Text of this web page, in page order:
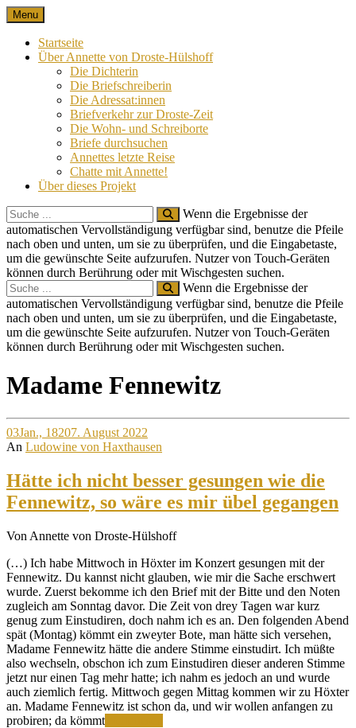
Skip
to
content
Nach 100 Jahren
Annette von Droste-Hülshoff in Briefen
Menu
Startseite
Über Annette von Droste-Hülshoff
Die Dichterin
Die Briefschreiberin
Die Adressat:innen
Briefverkehr zur Droste-Zeit
Die Wohn- und Schreiborte
Briefe durchsuchen
Annettes letzte Reise
Chatte mit Annette!
Über dieses Projekt
Search
for:
Wenn die Ergebnisse der
automatischen Vervollständigung verfügbar sind, benutze die Pfeile
nach oben und unten, um sie zu überprüfen, und die Eingabetaste,
um die gewünschte Seite aufzurufen. Nutzer von Touch-Geräten
können durch Berührung oder mit Wischgesten suchen.
Search
for:
Wenn die Ergebnisse der
automatischen Vervollständigung verfügbar sind, benutze die Pfeile
nach oben und unten, um sie zu überprüfen, und die Eingabetaste,
um die gewünschte Seite aufzurufen. Nutzer von Touch-Geräten
können durch Berührung oder mit Wischgesten suchen.
Site
Overlay
Madame Fennewitz
03Jan., 18207. August 2022
An Ludowine von Haxthausen
Hätte ich nicht besser gesungen wie die
Fennewitz, so wäre es mir übel gegangen
Von Annette von Droste-Hülshoff
(…) Ich habe Mittwoch in Höxter im Konzert gesungen mit der
Fennewitz. Du kannst nicht glauben, wie mir die Sache erschwert
wurde. Zuerst bekomme ich den Brief mit der Bitte und den Noten
zugleich am Sonntag davor. Die Zeit von drey Tagen war kurz
genug zum Einstudiren, doch nahm ich es an. Den folgenden Abend
spät (Montag) kömmt ein zweyter Bote, man hätte sich versehen,
Madame Fennewitz hätte die andere Stimme einstudirt. Ich müßte
also wechseln, obschon ich zum Einstudiren dieser anderen Stimme
jetzt nur einen Tag mehr hatte; ich nahm es jedoch an und wurde
auch ziemlich fertig. Mittwoch gegen Mittag kommen wir zu Höxter
an. Madame Fennewitz ist schon da, und wir wollen anfangen zu
probiren; da kömmt